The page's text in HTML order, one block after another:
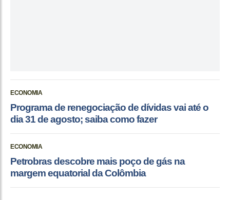
ECONOMIA
Programa de renegociação de dívidas vai até o
dia 31 de agosto; saiba como fazer
ECONOMIA
Petrobras descobre mais poço de gás na
margem equatorial da Colômbia